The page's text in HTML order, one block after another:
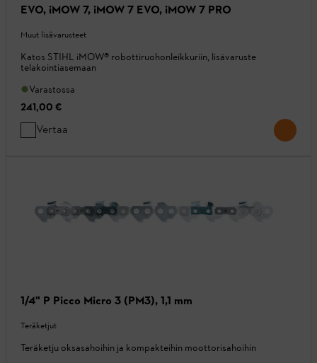
EVO, iMOW 7, iMOW 7 EVO, iMOW 7 PRO
Muut lisävarusteet
Katos STIHL iMOW® robottiruohonleikkuriin, lisävaruste
telakointiasemaan
Varastossa
241,00 €
Vertaa
1/4" P Picco Micro 3 (PM3), 1,1 mm
Teräketjut
Teräketju oksasahoihin ja kompakteihin moottorisahoihin